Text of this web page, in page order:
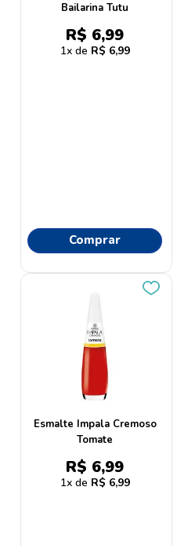
Bailarina Tutu
R$ 6,99
1 R$ 6,99
Comprar
Esmalte Impala Cremoso
Tomate
R$ 6,99
1 R$ 6,99
dove
proge